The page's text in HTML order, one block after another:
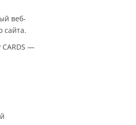
веб-
сайта.
CARDS —